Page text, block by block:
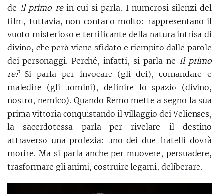
de Il primo rein cui si parla. I numerosi silenzi del
film, tuttavia, non contano molto: rappresentano il
vuoto misterioso e terrificante della natura intrisa di
divino, che però viene sfidato e riempito dalle parole
dei personaggi. Perché, infatti, si parla ne Il primo
re?Si parla per invocare (gli dei), comandare e
maledire (gli uomini), definire lo spazio (divino,
nostro, nemico). Quando Remo mette a segno la sua
prima vittoria conquistando il villaggio dei Velienses,
la sacerdotessa parla per rivelare il destino
attraverso una profezia: uno dei due fratelli dovrà
morire. Ma si parla anche per muovere, persuadere,
trasformare gli animi, costruire legami, deliberare.